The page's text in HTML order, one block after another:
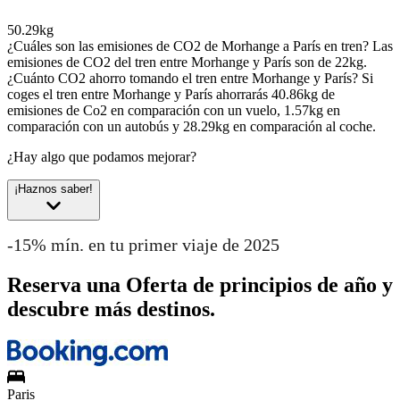
50.29kg
¿Cuáles son las emisiones de CO2 de Morhange a París en tren? Las
emisiones de CO2 del tren entre Morhange y París son de 22kg.
¿Cuánto CO2 ahorro tomando el tren entre Morhange y París? Si
coges el tren entre Morhange y París ahorrarás 40.86kg de
emisiones de Co2 en comparación con un vuelo, 1.57kg en
comparación con un autobús y 28.29kg en comparación al coche.
¿Hay algo que podamos mejorar?
¡Haznos saber!
-15% mín. en tu primer viaje de 2025
Reserva una Oferta de principios de año y
descubre más destinos.
Paris